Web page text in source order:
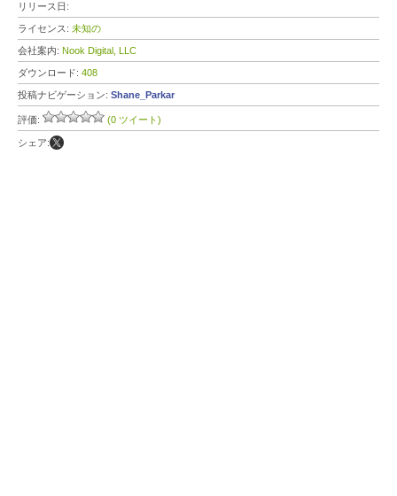
リリース日:
ライセンス: 未知の
会社案内: Nook Digital, LLC
ダウンロード: 408
投稿ナビゲーション: Shane_Parkar
評価: (0 ツイート)
シェア: